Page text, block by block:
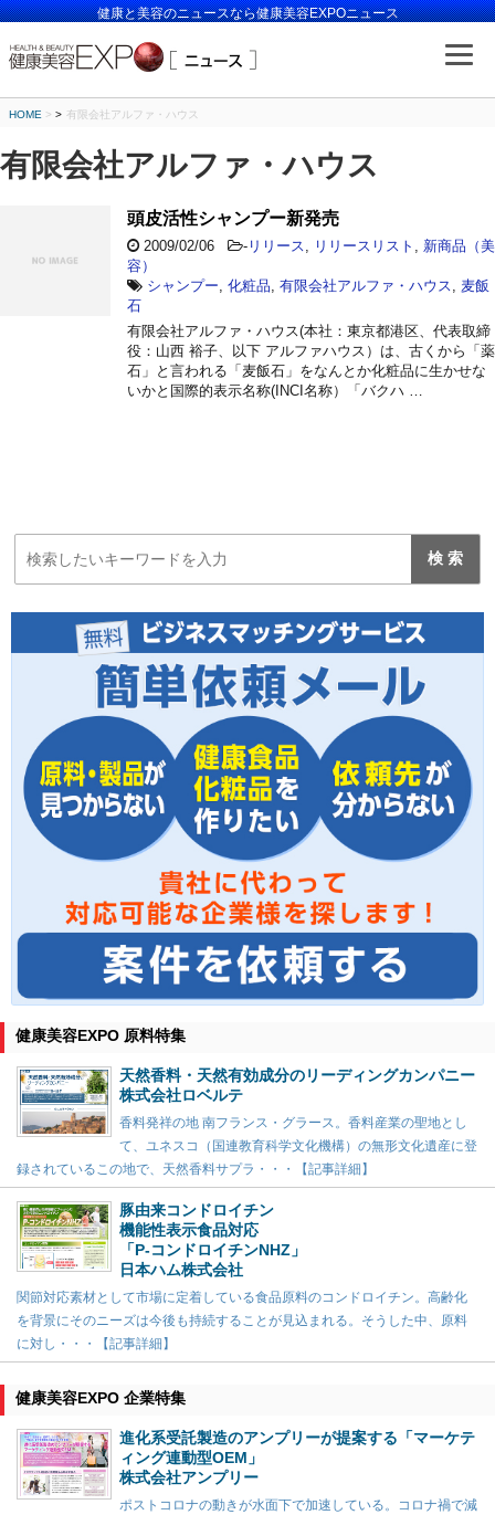
健康と美容のニュースなら健康美容EXPOニュース
HOME > 有限会社アルファ・ハウス
有限会社アルファ・ハウス
頭皮活性シャンプー新発売
2009/02/06 - リリース リリースリスト
新商品（美
容）
シャンプー 化粧品 有限会社アルファ・ハウス
麦飯
石
有限会社アルファ・ハウス(本社：東京都港区、代表取締
役：山西 裕子、以下 アルファハウス）は、古くから「薬
石」と言われる「麦飯石」をなんとか化粧品に生かせな
いかと国際的表示名称(INCI名称）「バクハ …
健康美容EXPO 原料特集
天然香料・天然有効成分のリーディングカンパニー
株式会社ロベルテ
香料発祥の地 南フランス・グラース。香料産業の聖地とし
て、ユネスコ（国連教育科学文化機構）の無形文化遺産に登
録されているこの地で、天然香料サプラ・・・【記事詳細】
豚由来コンドロイチン
機能性表示食品対応
「P-コンドロイチンNHZ」
日本ハム株式会社
関節対応素材として市場に定着している食品原料のコンドロイチン。高齢化
を背景にそのニーズは今後も持続することが見込まれる。そうした中、原料
に対し・・・【記事詳細】
健康美容EXPO 企業特集
進化系受託製造のアンプリーが提案する「マーケテ
ィング連動型OEM」
株式会社アンプリー
ポストコロナの動きが水面下で加速している。コロナ禍で減